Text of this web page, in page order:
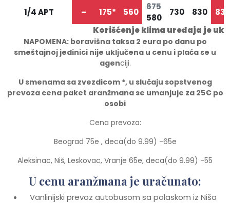
1/4 APT – 175* 560
675
580
730 830
830
Korišćenje klima uređaja je
NAPOMENA: boravišna taksa 2 eura po danu po
smeštajnoj jedinici nije uključena u cenu i plaća se u
agenciji.
U smenama sa zvezdicom *, u slučaju sopstvenog
prevoza cena paket aranžmana se umanjuje za 25€ po
osobi
Cena prevoza:
Beograd 75e , deca(do 9.99) -65e
Aleksinac, Niš, Leskovac, Vranje 65e, deca(do 9.99) -55
U cenu aranžmana je uračunato:
Vanlinijski prevoz autobusom sa polaskom iz Niša